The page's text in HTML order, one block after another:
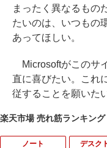
まったく異なるもの
たいのは、いつもの
あってほしい。
Microsoftがこのサ
直に喜びたい。これ
従することを願いたい
楽天市場 売れ筋ランキング
ノート デスク